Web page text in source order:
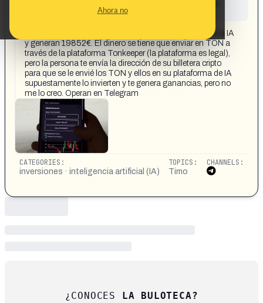
Ahora no
Hola. Os envío esto. Ofrecen invertir 43€ en su programa IA
y generan 19852€. El dinero se tiene que enviar en TON a
través de la plataforma Tonkeeper (la plataforma es legal),
pero la persona te envía la dirección de su billetera cripto
para que se le envié los TON y ellos en su plataforma de IA
supuestamente lo invierten y te genera ganancias, pero no
me lo creo. Operan en Telegram
CATEGORIES:
inversiones · inteligencia artificial (IA)
TOPICS:
Timo
CHANNELS:
¿CONOCES LA BULOTECA?